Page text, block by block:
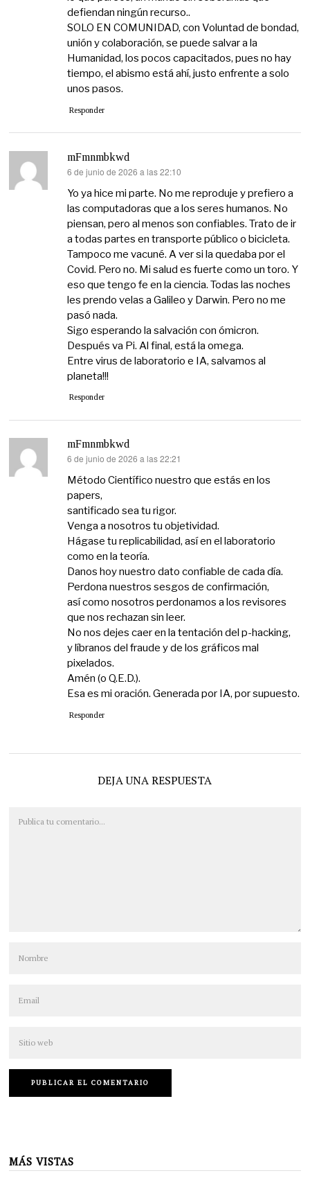
defiendan ningún recurso..
SOLO EN COMUNIDAD, con Voluntad de bondad,
unión y colaboración, se puede salvar a la
Humanidad, los pocos capacitados, pues no hay
tiempo, el abismo está ahí, justo enfrente a solo
unos pasos.
Responder
mFmnmbkwd
dice:
6 de junio de 2026 a las 22:10
Yo ya hice mi parte. No me reproduje y prefiero a
las computadoras que a los seres humanos. No
piensan, pero al menos son confiables. Trato de ir
a todas partes en transporte público o bicicleta.
Tampoco me vacuné. A ver si la quedaba por el
Covid. Pero no. Mi salud es fuerte como un toro. Y
eso que tengo fe en la ciencia. Todas las noches
les prendo velas a Galileo y Darwin. Pero no me
pasó nada.
Sigo esperando la salvación con ómicron.
Después va Pi. Al final, está la omega.
Entre virus de laboratorio e IA, salvamos al
planeta!!!
Responder
mFmnmbkwd
dice:
6 de junio de 2026 a las 22:21
Método Científico nuestro que estás en los
papers,
santificado sea tu rigor.
Venga a nosotros tu objetividad.
Hágase tu replicabilidad, así en el laboratorio
como en la teoría.
Danos hoy nuestro dato confiable de cada día.
Perdona nuestros sesgos de confirmación,
así como nosotros perdonamos a los revisores
que nos rechazan sin leer.
No nos dejes caer en la tentación del p-hacking,
y líbranos del fraude y de los gráficos mal
pixelados.
Amén (o Q.E.D.).
Esa es mi oración. Generada por IA, por supuesto.
Responder
DEJA UNA RESPUESTA
MÁS VISTAS